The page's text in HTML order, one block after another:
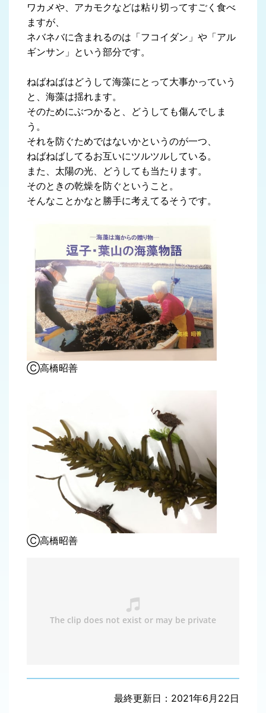
ワカメや、アカモクなどは粘り切ってすごく食べ
ますが、
ネバネバに含まれるのは「フコイダン」や「アル
ギンサン」という部分です。
ねばねばはどうして海藻にとって大事かっていう
と、海藻は揺れます。
そのためにぶつかると、どうしても傷んでしま
う。
それを防ぐためではないかというのが一つ、
ねばねばしてるお互いにツルツルしている。
また、太陽の光、どうしても当たります。
そのときの乾燥を防ぐということ。
そんなことかなと勝手に考えてるそうです。
Ⓒ高橋昭善
Ⓒ高橋昭善
最終更新日：2021年6月22日